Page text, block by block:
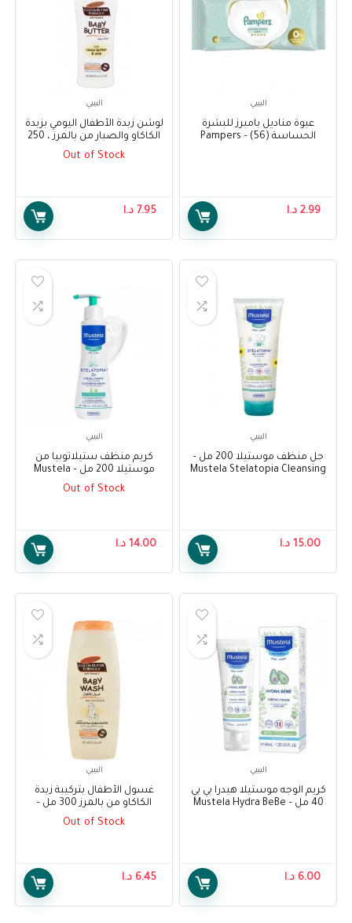
البيبي
عبوة مناديل بامبرز للبشرة
الحساسة (56) – Pampers
2.99 د.ا
البيبي
لوشن زبدة الأطفال اليومي بزبدة
الكاكاو والصبار من بالمرز ، 250
مل – Palmer’s Baby Butter
Out of Stock
7.95 د.ا
البيبي
جل منظف موستيلا 200 مل –
Mustela Stelatopia Cleansing
15.00 د.ا
البيبي
كريم منظف ستيلاتوبيا من
موستيلا 200 مل – Mustela
Stelatopia Cleansing Cream
Out of Stock
14.00 د.ا
البيبي
كريم الوجه موستيلا هيدرا بي بي
40 مل – Mustela Hydra BeBe
6.00 د.ا
البيبي
غسول الأطفال بتركيبة زبدة
الكاكاو من بالمرز 300 مل –
Palmer’s Cocoa Butter
Out of Stock
6.45 د.ا